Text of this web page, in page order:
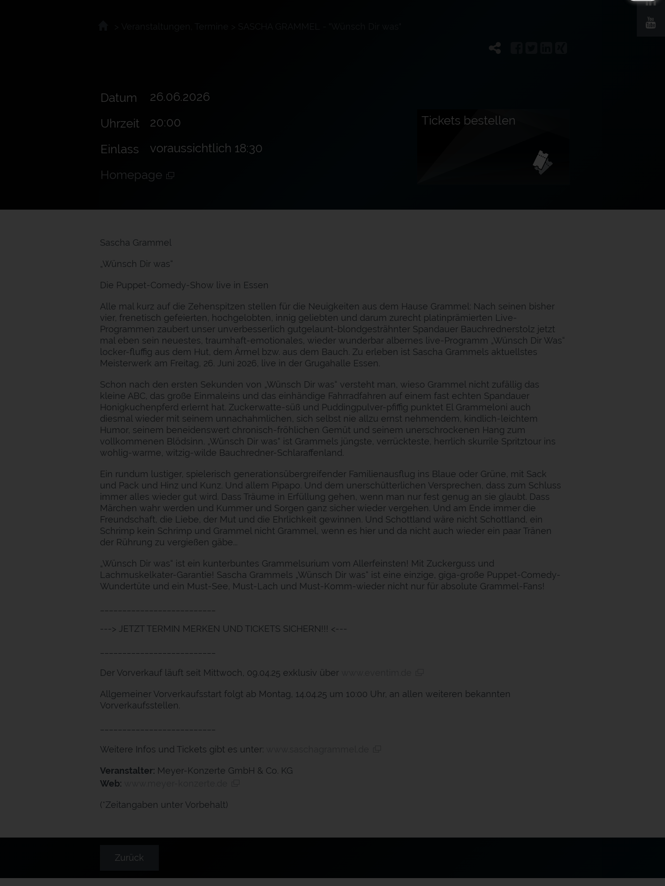
Datum
26.06.2026
Uhrzeit
20:00
Einlass
voraussichtlich 18:30
Homepage
Tickets bestellen
Sascha Grammel
„Wünsch Dir was“
Die Puppet-Comedy-Show live in Essen
Alle mal kurz auf die Zehenspitzen stellen für die Neuigkeiten aus dem Hause Grammel: Nach seinen bisher
vier, frenetisch gefeierten, hochgelobten, innig geliebten und darum zurecht platinprämierten Live-
Programmen zaubert unser unverbesserlich gutgelaunt-blondgesträhnter Spandauer Bauchrednerstolz jetzt
mal eben sein neuestes, traumhaft-emotionales, wieder wunderbar albernes live-Programm „Wünsch Dir Was“
locker-fluffig aus dem Hut, dem Ärmel bzw. aus dem Bauch. Zu erleben ist Sascha Grammels aktuellstes
Meisterwerk am Freitag, 26. Juni 2026, live in der Grugahalle Essen.
Schon nach den ersten Sekunden von „Wünsch Dir was“ versteht man, wieso Grammel nicht zufällig das
kleine ABC, das große Einmaleins und das einhändige Fahrradfahren auf einem fast echten Spandauer
Honigkuchenpferd erlernt hat. Zuckerwatte-süß und Puddingpulver-pfiffig punktet El Grammeloni auch
diesmal wieder mit seinem unnachahmlichen, sich selbst nie allzu ernst nehmendem, kindlich-leichtem
Humor, seinem beneidenswert chronisch-fröhlichen Gemüt und seinem unerschrockenen Hang zum
vollkommenen Blödsinn. „Wünsch Dir was“ ist Grammels jüngste, verrückteste, herrlich skurrile Spritztour ins
wohlig-warme, witzig-wilde Bauchredner-Schlaraffenland.
Ein rundum lustiger, spielerisch generationsübergreifender Familienausflug ins Blaue oder Grüne, mit Sack
und Pack und Hinz und Kunz. Und allem Pipapo. Und dem unerschütterlichen Versprechen, dass zum Schluss
immer alles wieder gut wird. Dass Träume in Erfüllung gehen, wenn man nur fest genug an sie glaubt. Dass
Märchen wahr werden und Kummer und Sorgen ganz sicher wieder vergehen. Und am Ende immer die
Freundschaft, die Liebe, der Mut und die Ehrlichkeit gewinnen. Und Schottland wäre nicht Schottland, ein
Schrimp kein Schrimp und Grammel nicht Grammel, wenn es hier und da nicht auch wieder ein paar Tränen
der Rührung zu vergießen gäbe...
„Wünsch Dir was“ ist ein kunterbuntes Grammelsurium vom Allerfeinsten! Mit Zuckerguss und
Lachmuskelkater-Garantie! Sascha Grammels „Wünsch Dir was“ ist eine einzige, giga-große Puppet-Comedy-
Wundertüte und ein Must-See, Must-Lach und Must-Komm-wieder nicht nur für absolute Grammel-Fans!
---> JETZT TERMIN MERKEN UND TICKETS SICHERN!!! <---
Der Vorverkauf läuft seit Mittwoch, 09.04.25 exklusiv über
Allgemeiner Vorverkaufsstart folgt ab Montag, 14.04.25 um 10:00 Uhr, an allen weiteren bekannten
Vorverkaufsstellen.
Weitere Infos und Tickets gibt es unter:
Veranstalter: Meyer-Konzerte GmbH & Co. KG
Web:
(*Zeitangaben unter Vorbehalt)
Zurück